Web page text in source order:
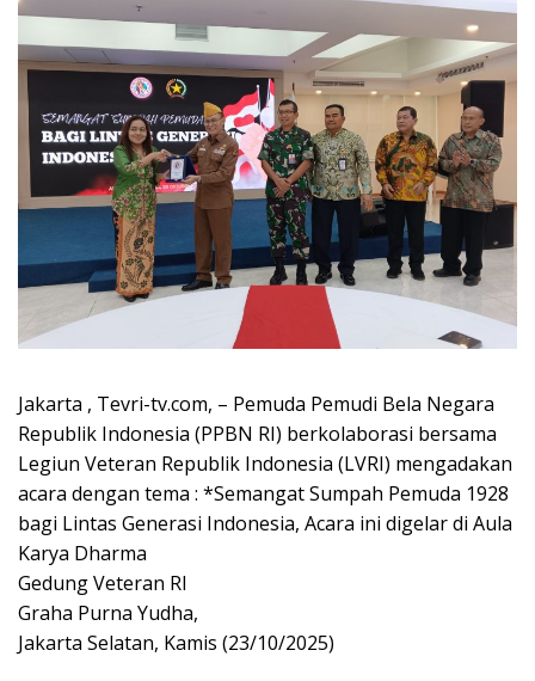
Jakarta , Tevri-tv.com, – Pemuda Pemudi Bela Negara
Republik Indonesia (PPBN RI) berkolaborasi bersama
Legiun Veteran Republik Indonesia (LVRI) mengadakan
acara dengan tema : *Semangat Sumpah Pemuda 1928
bagi Lintas Generasi Indonesia, Acara ini digelar di Aula
Karya Dharma
Gedung Veteran RI
Graha Purna Yudha,
Jakarta Selatan, Kamis (23/10/2025)